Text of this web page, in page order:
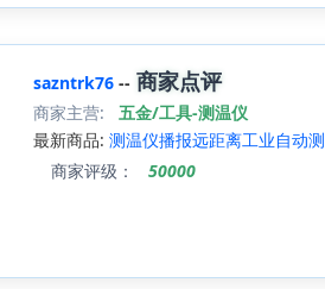
sazntrk76 -- 商家点评
商家主营:
五金/工具-测温仪
最新商品: 测温仪播报远距离工业自动
商家评级：
50000